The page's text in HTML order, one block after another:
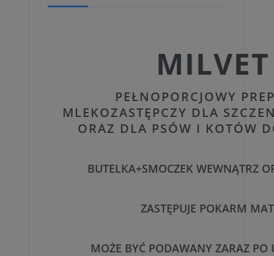
MILVET
PEŁNOPORCJOWY
MLEKOZASTĘPCZY DLA
ORAZ DLA PSÓW I KOTÓW
BUTELKA+SMOCZEK WEWNĄTRZ
ZASTĘPUJE POKARM
MOŻE BYĆ PODAWANY ZARAZ PO